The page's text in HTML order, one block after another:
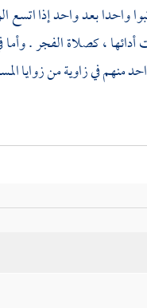
واحدا بعد واحد إذا اتسع
أدائها ، كصلاة الفجر .
منهم في زاوية من زوايا
وقتها. ذهب إليهمالك
في وقته ، وذكر بعض